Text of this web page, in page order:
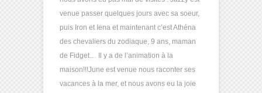
venue passer quelques jours avec sa soeur,
puis Iron et Iena et maintenant c’est Athéna
des chevaliers du zodiaque, 9 ans, maman
de Fidget… Il y a de l’animation à la
maison!!!June est venue nous raconter ses
vacances à la mer, et nous avons eu la joie